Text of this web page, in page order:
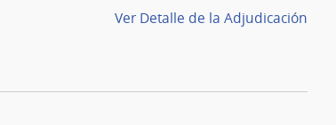
Ver Detalle de la Adjudicación